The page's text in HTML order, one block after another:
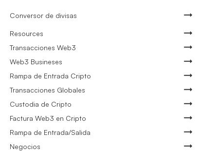
Conversor de divisas
Resources
Transacciones Web3
Web3 Busineses
Rampa de Entrada Cripto
Transacciones Globales
Custodia de Cripto
Factura Web3 en Cripto
Rampa de Entrada/Salida
Negocios